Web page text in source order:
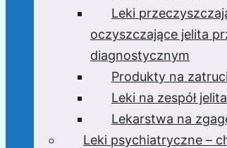
Leki
oczyszczające jelita
diagnostycznym
Produkty na
Leki na zespół
Lekarstwa na
Leki psychiatryczne –